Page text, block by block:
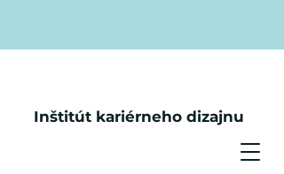
Inštitút kariérneho dizajnu